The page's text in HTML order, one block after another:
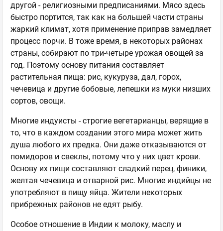
другой - религиозными предписаниями. Мясо здесь
быстро портится, так как на большей части страны
жаркий климат, хотя применение приправ замедляет
процесс порчи. В тоже время, в некоторых районах
страны, собирают по три-четыре урожая овощей за
год. Поэтому основу питания составляет
растительная пища: рис, кукуруза, дал, горох,
чечевица и другие бобовые, лепешки из муки низших
сортов, овощи.
Многие индуисты - строгие вегетарианцы, верящие в
то, что в каждом создании этого мира может жить
душа любого их предка. Они даже отказываются от
помидоров и свеклы, потому что у них цвет крови.
Основу их пищи составляют сладкий перец, финики,
желтая чечевица и отварной рис. Многие индийцы не
употребляют в пищу яйца. Жители некоторых
прибрежных районов не едят рыбу.
Особое отношение в Индии к молоку, маслу и